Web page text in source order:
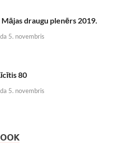
draugu plenērs 2019.
5. novembris
80
5. novembris